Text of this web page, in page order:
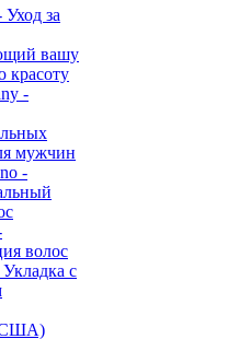
за
вашу
красоту
-
мужчин
-
волос
с